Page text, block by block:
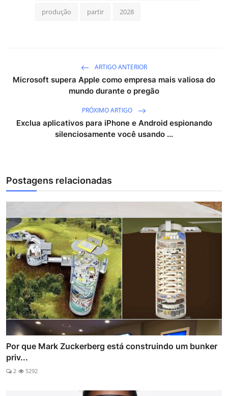
produção partir 2028
ARTIGO ANTERIOR
Microsoft supera Apple como empresa mais valiosa do
mundo durante o pregão
PRÓXIMO ARTIGO
Exclua aplicativos para iPhone e Android espionando
silenciosamente você usando ...
Postagens relacionadas
Por que Mark Zuckerberg está construindo um bunker
priv...
2 5292